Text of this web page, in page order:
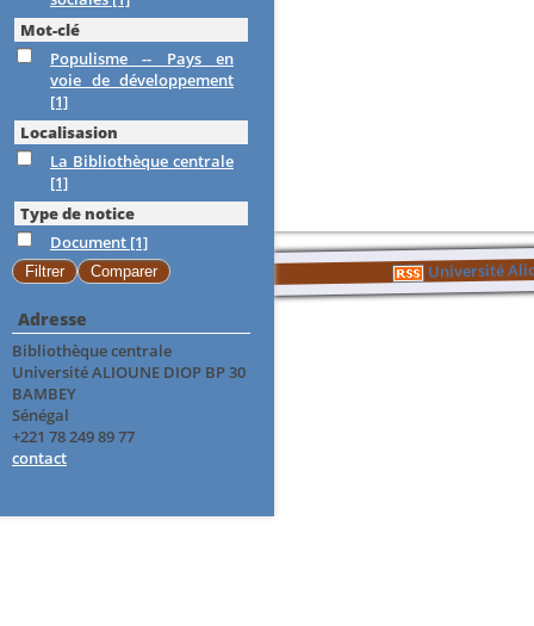
Université
Mot-clé
Populisme -- Pays en
voie de développement
[1]
Localisasion
La Bibliothèque centrale
[1]
Type de notice
Document [1]
Adresse
Bibliothèque centrale
Université ALIOUNE DIOP BP 30
BAMBEY
Sénégal
+221 78 249 89 77
contact